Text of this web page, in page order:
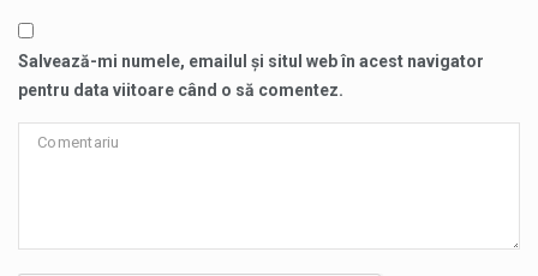
Salvează-mi numele, emailul și situl web în acest navigator
pentru data viitoare când o să comentez.